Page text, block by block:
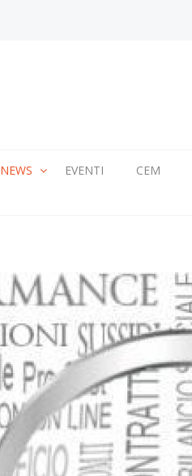
NEWS EVENTI CEM